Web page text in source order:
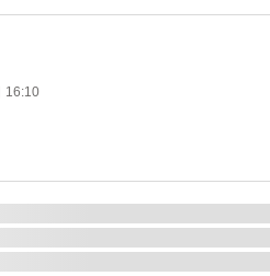
感
ジケアに◎
える便利アイテム
りに。
16:10